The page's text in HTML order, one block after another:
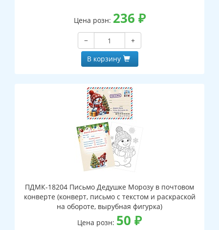
Цена розн: 236 ₽
−
+
В корзину
ПДМК-18204 Письмо Дедушке Морозу в почтовом
конверте (конверт, письмо с текстом и раскраской
на обороте, вырубная фигурка)
Цена розн: 50 ₽